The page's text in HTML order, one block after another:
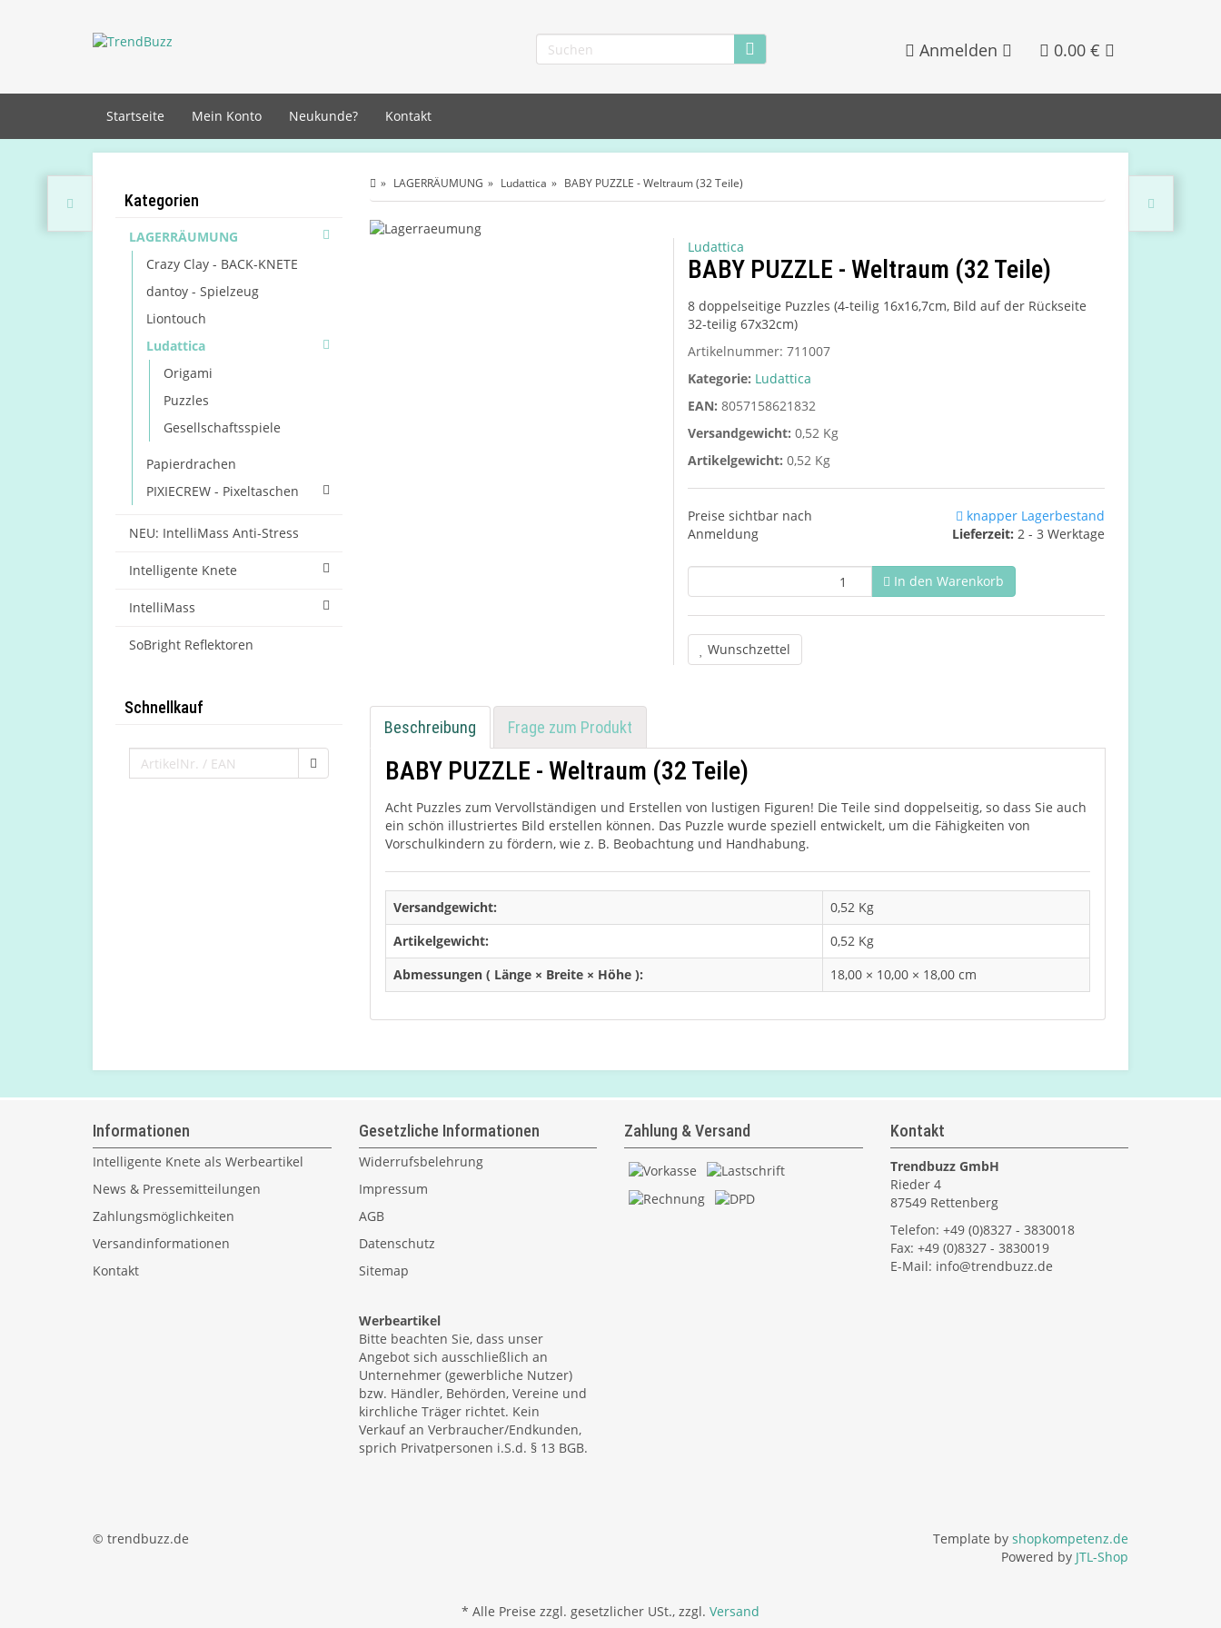
Anmelden 0.00 €
Startseite Mein Konto Neukunde? Kontakt
LAGERRÄUMUNG Ludattica BABY PUZZLE - Weltraum (32 Teile)
Ludattica
BABY PUZZLE - Weltraum (32 Teile)
8 doppelseitige Puzzles (4-teilig 16x16,7cm, Bild auf der Rückseite
32-teilig 67x32cm)
Artikelnummer: 711007
Kategorie: Ludattica
EAN: 8057158621832
Versandgewicht: 0,52 Kg
Artikelgewicht: 0,52 Kg
Preise sichtbar nach
Anmeldung
knapper Lagerbestand
Lieferzeit: 2 - 3 Werktage
In den Warenkorb
Wunschzettel
Beschreibung Frage zum Produkt
BABY PUZZLE - Weltraum (32 Teile)
Acht Puzzles zum Vervollständigen und Erstellen von lustigen Figuren! Die Teile sind doppelseitig, so dass Sie auch
ein schön illustriertes Bild erstellen können. Das Puzzle wurde speziell entwickelt, um die Fähigkeiten von
Vorschulkindern zu fördern, wie z. B. Beobachtung und Handhabung.
Versandgewicht:
0,52 Kg
Artikelgewicht:
0,52 Kg
Abmessungen ( Länge × Breite × Höhe ):
18,00 × 10,00 × 18,00 cm
Kategorien
LAGERRÄUMUNG
Crazy Clay - BACK-KNETE
dantoy - Spielzeug
Liontouch
Ludattica
Origami
Puzzles
Gesellschaftsspiele
Papierdrachen
PIXIECREW - Pixeltaschen
NEU: IntelliMass Anti-Stress
Intelligente Knete
IntelliMass
SoBright Reflektoren
Schnellkauf
Informationen
Intelligente Knete als Werbeartikel
News & Pressemitteilungen
Zahlungsmöglichkeiten
Versandinformationen
Kontakt
Gesetzliche Informationen
Widerrufsbelehrung
Impressum
AGB
Datenschutz
Sitemap
Werbeartikel
Bitte beachten Sie, dass unser
Angebot sich ausschließlich an
Unternehmer (gewerbliche Nutzer)
bzw. Händler, Behörden, Vereine und
kirchliche Träger richtet. Kein
Verkauf an Verbraucher/Endkunden,
sprich Privatpersonen i.S.d. § 13 BGB.
Zahlung & Versand Kontakt
Trendbuzz GmbH
Rieder 4
87549 Rettenberg
Telefon: +49 (0)8327 - 3830018
Fax: +49 (0)8327 - 3830019
E-Mail: info@trendbuzz.de
© trendbuzz.de Template by shopkompetenz.de
Powered by JTL-Shop
* Alle Preise zzgl. gesetzlicher USt., zzgl. Versand